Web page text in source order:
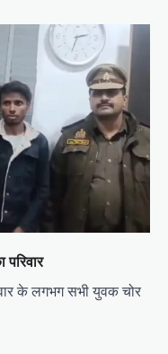
के लगभग सभी युवक चोर